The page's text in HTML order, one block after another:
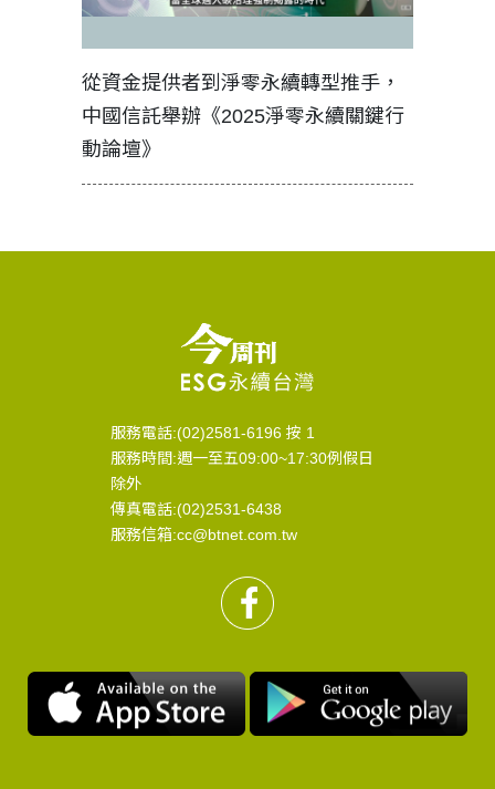
從資金提供者到淨零永續轉型推手，
中國信託舉辦《2025淨零永續關鍵行
動論壇》
服務電話:(02)2581-6196 按 1
服務時間:週一至五09:00~17:30例假日
除外
傳真電話:(02)2531-6438
服務信箱:cc@btnet.com.tw